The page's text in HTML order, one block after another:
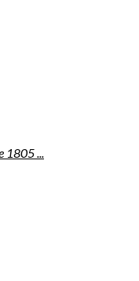
1805 ...